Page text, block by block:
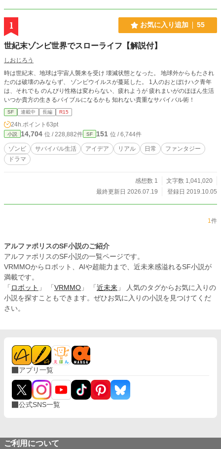
1 お気に入り追加 55
世紀末ゾンビ世界でスローライフ【解説付】
しおじろう
時は世紀末、地球は宇宙人襲来を受け 壊滅状態となった。 地球外からもたされ
たのは破壊のみならず、 ゾンビウイルスが蔓延した。 1人のおとぼけハク青年
は、それでも のんびり性格は変わらない、疲れようが 疲れまいがのほほん生活
いつか貴方の生きるバイブルになるかも 知れない貴重なサバイバル術！
SF 連載中 長編 R15
24h.ポイント 63pt
小説 14,704 位 / 228,882件 SF 151 位 / 6,744件
ゾンビ サバイバル生活 アイデア リアル 日常
ファンタジー
ドラマ
感想数 1
文字数 1,041,020
最終更新日 2026.07.19
登録日 2019.10.05
1件
アルファポリスのSF小説のご紹介
アルファポリスのSF小説の一覧ページです。
VRMMOからロボット、AIや超能力まで、近未来感溢れるSF小説が
満載です。
「 ロボット 」 「 VRMMO 」 「 近未来 」 人気のタグからお気に入りの
小説を探すこともできます。ぜひお気に入りの小説を見つけてくだ
さい。
アプリ一覧
公式SNS一覧
ご利用について